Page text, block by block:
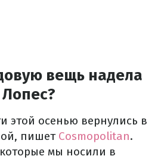
вещь надела
этой осенью вернулись в
пишет Cosmopolitan.
мы носили в